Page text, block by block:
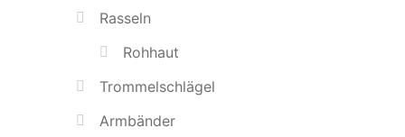
Rasseln
Rohhaut
Trommelschlägel
Armbänder